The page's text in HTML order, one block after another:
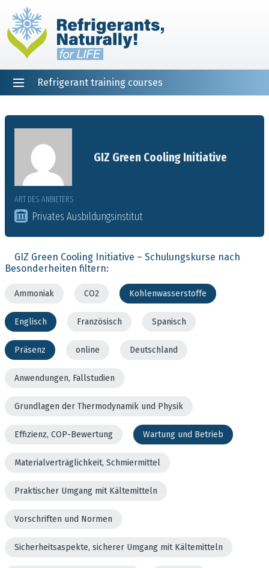
Refrigerant training courses
GIZ Green Cooling Initiative
ART DES ANBIETERS
Privates Ausbildungsinstitut
GIZ Green Cooling Initiative – Schulungskurse nach
Besonderheiten filtern:
Ammoniak CO2 Kohlenwasserstoffe
Englisch Französisch Spanisch
Präsenz online Deutschland
Anwendungen, Fallstudien
Grundlagen der Thermodynamik und Physik
Effizienz, COP-Bewertung Wartung und Betrieb
Materialverträglichkeit, Schmiermittel
Praktischer Umgang mit Kältemitteln
Vorschriften und Normen
Sicherheitsaspekte, sicherer Umgang mit Kältemitteln